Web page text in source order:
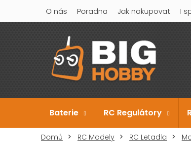
obsah
O nás Poradna Jak nakupovat I
Baterie RC Regulátory
Domů RC Modely RC Letadla